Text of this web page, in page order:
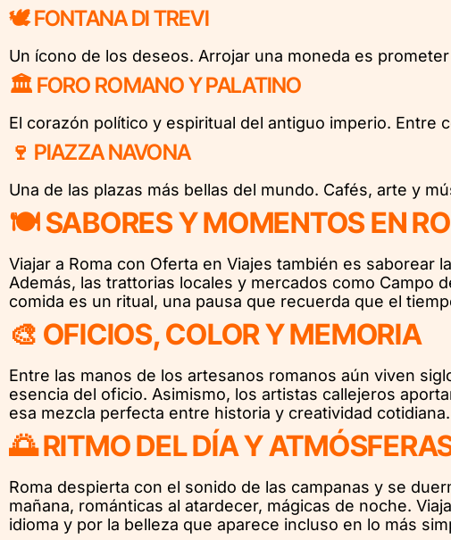
🕊️ FONTANA DI TREVI
Un ícono de los deseos. Arrojar una moneda es
🏛️ FORO ROMANO Y PALATINO
El corazón político y espiritual del antiguo imperio. Entre
🍷 PIAZZA NAVONA
Una de las plazas más bellas del mundo. Cafés, arte y
🍽️ SABORES Y MOMENTOS EN
Viajar a Roma con Oferta en Viajes también es
Además, las trattorias locales y mercados como Campo
comida es un ritual, una pausa que recuerda que el
🎨 OFICIOS, COLOR Y MEMORIA
Entre las manos de los artesanos romanos aún viven
esencia del oficio. Asimismo, los artistas callejeros
esa mezcla perfecta entre historia y creatividad cotidiana.
🌅 RITMO DEL DÍA Y
Roma despierta con el sonido de las campanas y se
mañana, románticas al atardecer, mágicas de noche.
idioma y por la belleza que aparece incluso en lo más